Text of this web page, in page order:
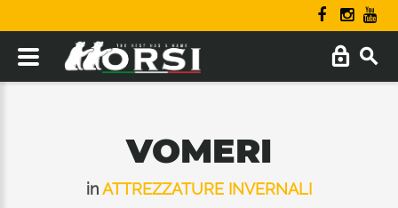
VOMERI
inATTREZZATURE INVERNALI